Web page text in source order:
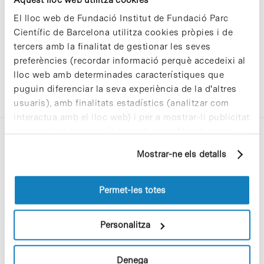
El lloc web de Fundació Institut de Fundació Parc
Científic de Barcelona utilitza cookies pròpies i de
tercers amb la finalitat de gestionar les seves
preferències (recordar informació perquè accedeixi al
lloc web amb determinades característiques que
puguin diferenciar la seva experiència de la d'altres
usuaris), amb finalitats estadístics (analitzar com
interactua amb el lloc web) i per a mostrar-li publicitat
personalitzada sobre la base d'un perfil elaborat a
pàgines visitades). Per a obtenir més informació sobre
les cookies pot consultar laPolítica de cookiesdel
Mostrar-ne els detalls
Permet-les totes
Personalitza
Denega
C/Baldiri Reixac, 4-12 i 15